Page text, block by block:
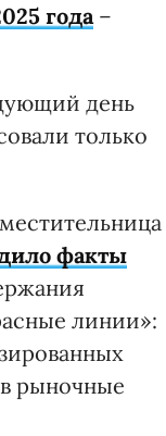
года –
день
только
факты
линии»:
рыночные